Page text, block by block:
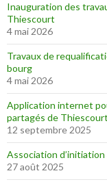
Inauguration des
Thiescourt
4 mai 2026
Travaux de
bourg
4 mai 2026
Application internet
partagés de Thiescourt
12 septembre 2025
Association
27 août 2025